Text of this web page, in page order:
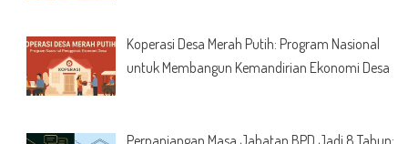
Koperasi Desa Merah Putih: Program Nasional
untuk Membangun Kemandirian Ekonomi Desa
Perpanjangan Masa Jabatan BPD Jadi 8 Tahun: